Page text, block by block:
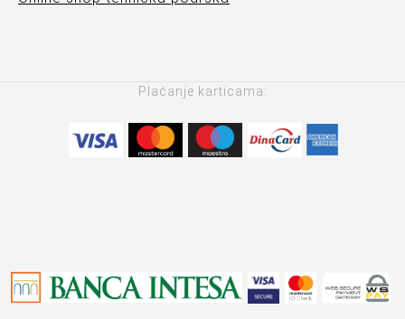
Plaćanje karticama: